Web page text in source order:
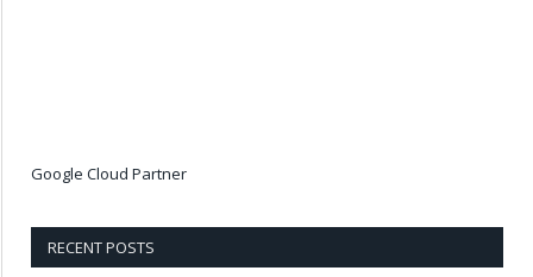
Google Cloud Partner
RECENT POSTS